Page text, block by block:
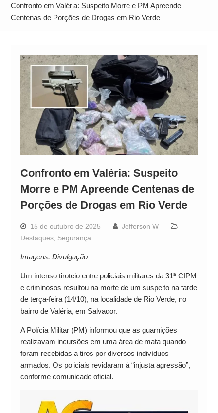
Operação Ágio: Ação policial na Bahia prende 14
suspeitos e mira rede ligada a ‘Zói de Gato’, do
Confronto em Valéria: Suspeito Morre e PM Apreende
Centenas de Porções de Drogas em Rio Verde
Confronto em Valéria: Suspeito
Morre e PM Apreende Centenas de
Porções de Drogas em Rio Verde
15 de outubro de 2025
Jefferson W
Destaques, Segurança
Imagens: Divulgação
Um intenso tiroteio entre policiais militares da 31ª CIPM
e criminosos resultou na morte de um suspeito na tarde
de terça-feira (14/10), na localidade de Rio Verde, no
bairro de Valéria, em Salvador.
A Polícia Militar (PM) informou que as guarnições
realizavam incursões em uma área de mata quando
foram recebidas a tiros por diversos indivíduos
armados. Os policiais revidaram à “injusta agressão”,
conforme comunicado oficial.